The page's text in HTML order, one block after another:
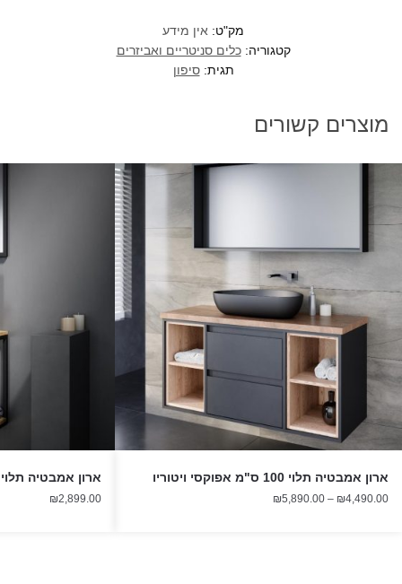
מק"ט: אין מידע
קטגוריה:כלים סניטריים ואביזרים
תגית:סיפון
מוצרים קשורים
ארון אמבטיה תלוי 100 ס"מ אפוקסי ויטוריו
₪4,490.00
–
₪5,890.00
ארון אמבטיה תלוי
₪2,899.00